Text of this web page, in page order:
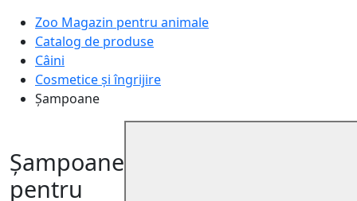
Zoo Magazin pentru animale
Catalog de produse
Câini
Cosmetice și îngrijire
Șampoane
Șampoane
pentru